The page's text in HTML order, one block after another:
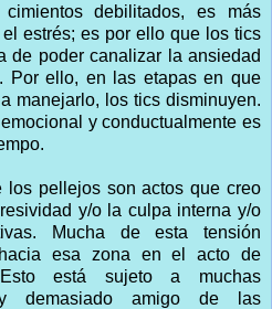
debilitados, es más
estrés; es por ello que los tics
de poder canalizar la ansiedad
Por ello, en las etapas en que
manejarlo, los tics disminuyen.
y conductualmente es
los pellejos son actos que creo
y/o la culpa interna y/o
Mucha de esta tensión
esa zona en el acto de
Esto está sujeto a muchas
demasiado amigo de las